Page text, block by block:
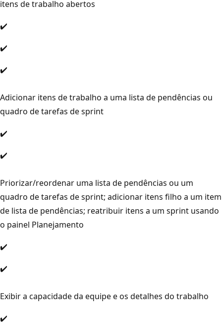
itens de trabalho abertos
✔️
✔️
✔️
Adicionar itens de trabalho a uma lista de pendências ou
quadro de tarefas de sprint
✔️
✔️
Priorizar/reordenar uma lista de pendências ou um
quadro de tarefas de sprint; adicionar itens filho a um item
de lista de pendências; reatribuir itens a um sprint usando
o painel Planejamento
✔️
✔️
Exibir a capacidade da equipe e os detalhes do trabalho
✔️